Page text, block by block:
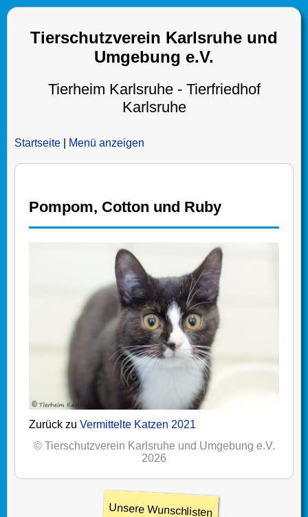
Tierschutzverein Karlsruhe und
Umgebung e.V.
Tierheim Karlsruhe - Tierfriedhof
Karlsruhe
Startseite Menü anzeigen
Pompom, Cotton und Ruby
Zurück zu Vermittelte Katzen 2021
© Tierschutzverein Karlsruhe und Umgebung e.V.
2026
Unsere Wunschlisten